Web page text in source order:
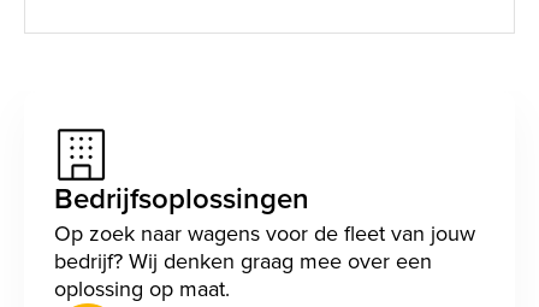
Bedrijfsoplossingen
Op zoek naar wagens voor de fleet van jouw
bedrijf? Wij denken graag mee over een
oplossing op maat.